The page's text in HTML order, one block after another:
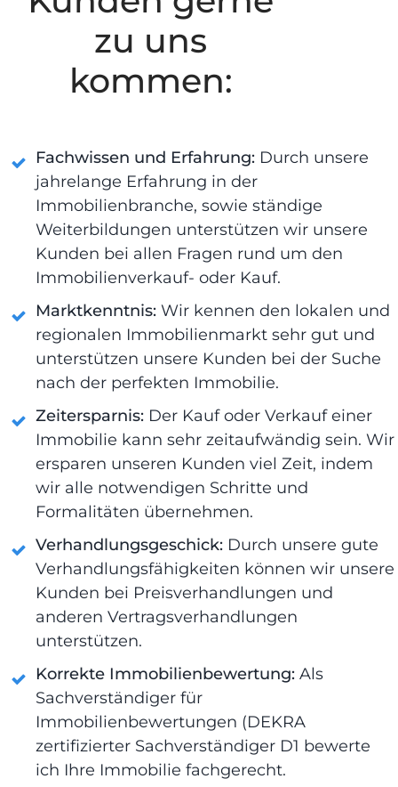
zu uns
kommen:
Fachwissen und Erfahrung: Durch unsere
jahrelange Erfahrung in der
Immobilienbranche, sowie ständige
Weiterbildungen unterstützen wir unsere
Kunden bei allen Fragen rund um den
Immobilienverkauf- oder Kauf.
Marktkenntnis: Wir kennen den lokalen und
regionalen Immobilienmarkt sehr gut und
unterstützen unsere Kunden bei der Suche
nach der perfekten Immobilie.
Zeitersparnis: Der Kauf oder Verkauf einer
Immobilie kann sehr zeitaufwändig sein. Wir
ersparen unseren Kunden viel Zeit, indem
wir alle notwendigen Schritte und
Formalitäten übernehmen.
Verhandlungsgeschick: Durch unsere gute
Verhandlungsfähigkeiten können wir unsere
Kunden bei Preisverhandlungen und
anderen Vertragsverhandlungen
unterstützen.
Korrekte Immobilienbewertung: Als
Sachverständiger für
Immobilienbewertungen (DEKRA
zertifizierter Sachverständiger D1 bewerte
ich Ihre Immobilie fachgerecht.